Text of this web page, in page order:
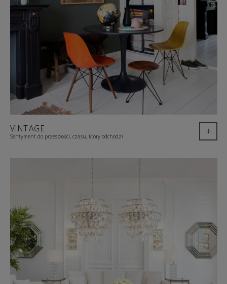
VINTAGE
Sentyment do przeszłości, czasu, który odchodzi +